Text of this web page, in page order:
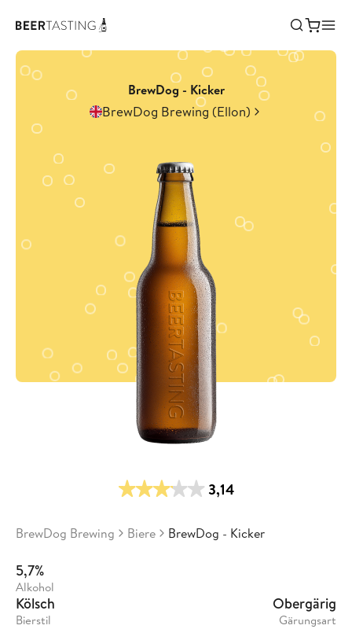
BrewDog - Kicker
BrewDog Brewing (Ellon)
3,14
BrewDog Brewing Biere BrewDog - Kicker
5,7%
Alkohol
Kölsch
Bierstil
Obergärig
Gärungsart